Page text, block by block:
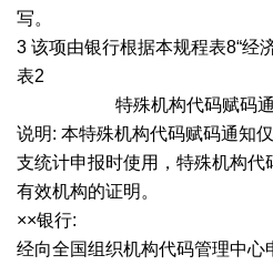
写。
3 该项由银行根据本规程表8“经
表2
特殊机构代码赋码
说明: 本特殊机构代码赋码通知
支统计申报时使用，特殊机构代
有效机构的证明。
××银行:
经向全国组织机构代码管理中心